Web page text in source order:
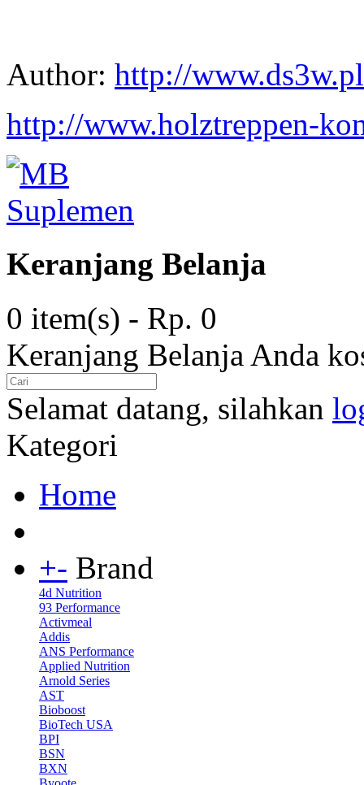
Author: http://www.ds3w.pl
http://www.holztreppen-
Keranjang Belanja
0 item(s) - Rp. 0
Keranjang Belanja Anda
Selamat datang, silahkan
Kategori
Home
+- Brand
4d Nutrition
93 Performance
Activmeal
Addis
ANS Performance
Applied Nutrition
Arnold Series
AST
Bioboost
BioTech USA
BPI
BSN
BXN